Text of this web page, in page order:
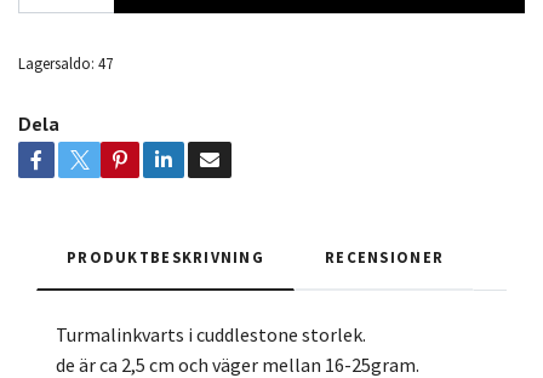
Lagersaldo: 47
Dela
PRODUKTBESKRIVNING RECENSIONER
Turmalinkvarts i cuddlestone storlek.
de är ca 2,5 cm och väger mellan 16-25gram.